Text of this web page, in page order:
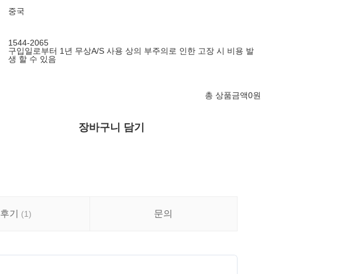
중국
1544-2065
구입일로부터 1년 무상A/S 사용 상의 부주의로 인한 고장 시 비용 발
생 할 수 있음
총 상품금액0원
장바구니 담기
후기 (1) 문의